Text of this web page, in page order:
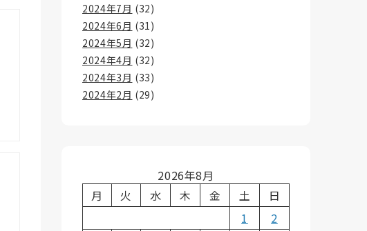
2024年7月 (32)
2024年6月 (31)
2024年5月 (32)
2024年4月 (32)
2024年3月 (33)
2024年2月 (29)
2026年8月
月
火 水 木 金 土
日
1
2